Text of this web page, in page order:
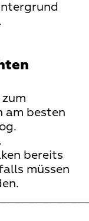
am besten
bereits
müssen